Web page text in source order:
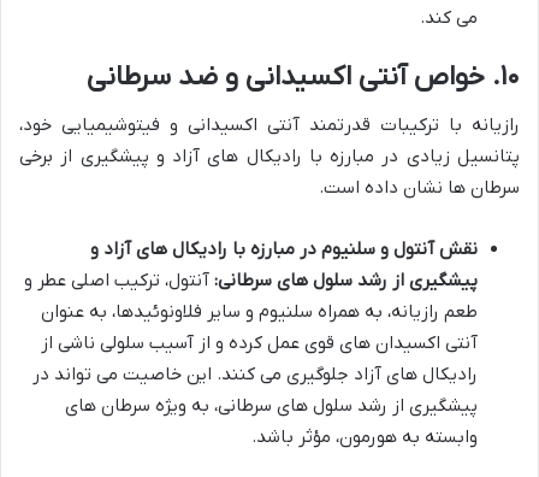
می کند.
۱۰. خواص آنتی اکسیدانی و ضد سرطانی
رازیانه با ترکیبات قدرتمند آنتی اکسیدانی و فیتوشیمیایی خود،
پتانسیل زیادی در مبارزه با رادیکال های آزاد و پیشگیری از برخی
سرطان ها نشان داده است.
نقش آنتول و سلنیوم در مبارزه با رادیکال های آزاد و
پیشگیری از رشد سلول های سرطانی: آنتول، ترکیب اصلی عطر و
طعم رازیانه، به همراه سلنیوم و سایر فلاونوئیدها، به عنوان
آنتی اکسیدان های قوی عمل کرده و از آسیب سلولی ناشی از
رادیکال های آزاد جلوگیری می کنند. این خاصیت می تواند در
پیشگیری از رشد سلول های سرطانی، به ویژه سرطان های
وابسته به هورمون، مؤثر باشد.